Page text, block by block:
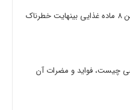
مصرف بیش از حد این 8 ماده غذایی بینهایت خطرناک
چیست، فواید و مضرات آن